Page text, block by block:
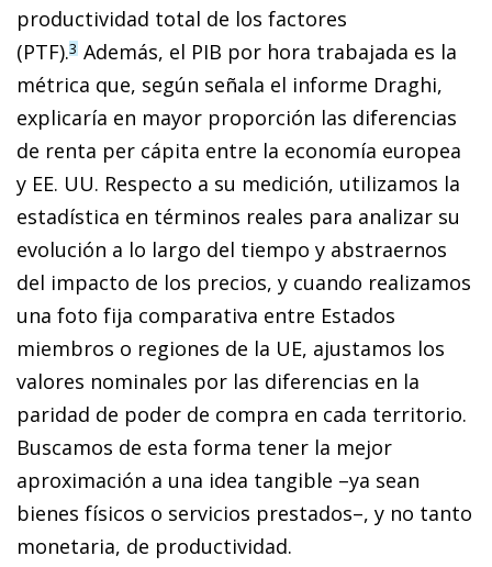
productividad total de los factores
(PTF).3 Además, el PIB por hora trabajada es la
métrica que, según señala el informe Draghi,
explicaría en mayor proporción las diferencias
de renta per cápita entre la economía europea
y EE. UU. Respecto a su medición, utilizamos la
estadística en términos reales para analizar su
evolución a lo largo del tiempo y abstraernos
del impacto de los precios, y cuando realizamos
una foto fija comparativa entre Estados
miembros o regiones de la UE, ajustamos los
valores nominales por las diferencias en la
paridad de poder de compra en cada territorio.
Buscamos de esta forma tener la mejor
aproximación a una idea tangible –ya sean
bienes físicos o servicios prestados–, y no tanto
monetaria, de productividad.